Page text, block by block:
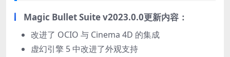
Magic Bullet Suite v2023.0.0更新内容：
改进了 OCIO 与 Cinema 4D 的集成
虚幻引擎 5 中改进了外观支持